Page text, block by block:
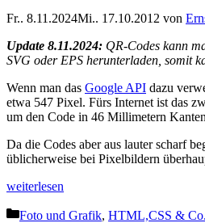
Fr.. 8.11.2024Mi.. 17.10.2012 von
Update 8.11.2024: QR-Codes kann
SVG oder EPS herunterladen, somit
Wenn man das Google API dazu
etwa 547 Pixel. Fürs Internet ist das
um den Code in 46 Millimetern
Da die Codes aber aus lauter scharf
üblicherweise bei Pixelbildern
weiterlesen
Kategorien
Foto und Grafik, HTML,CSS & Co.